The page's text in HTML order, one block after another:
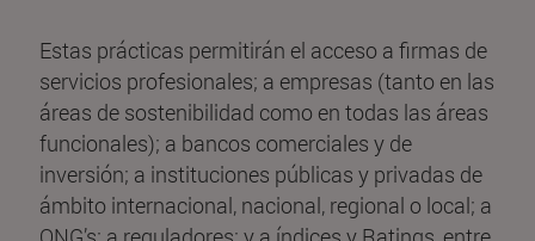
Estas prácticas permitirán el acceso a firmas de
servicios profesionales; a empresas (tanto en las
áreas de sostenibilidad como en todas las áreas
funcionales); a bancos comerciales y de
inversión; a instituciones públicas y privadas de
ámbito internacional, nacional, regional o local; a